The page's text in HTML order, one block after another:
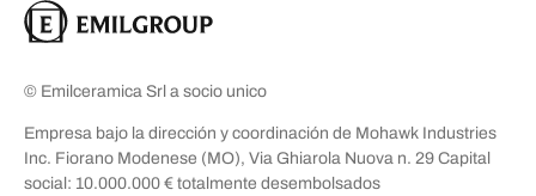
© Emilceramica Srl a socio unico
Empresa bajo la dirección y coordinación de Mohawk Industries
Inc. Fiorano Modenese (MO), Via Ghiarola Nuova n. 29 Capital
social: 10.000.000 € totalmente desembolsados